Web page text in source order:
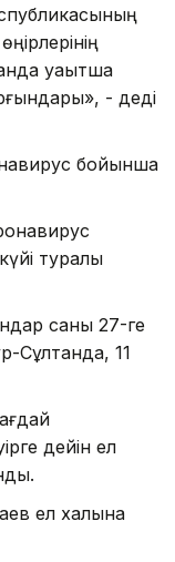
уақытша
- деді
бойынша
туралы
саны 27-ге
Сұлтанда, 11
дейін ел
ел халқына